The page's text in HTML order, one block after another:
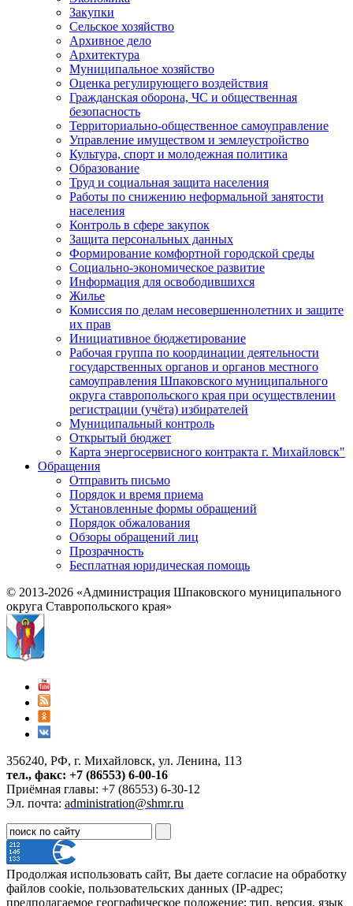
Закупки
Сельское хозяйство
Архивное дело
Архитектура
Муниципальное хозяйство
Оценка регулирующего воздействия
Гражданская оборона, ЧС и общественная
безопасность
Территориально-общественное самоуправление
Управление имуществом и землеустройство
Культура, спорт и молодежная политика
Образование
Труд и социальная защита населения
Работы по снижению неформальной занятости
населения
Контроль в сфере закупок
Защита персональных данных
Формирование комфортной городской среды
Социально-экономическое развитие
Информация для освободившихся
Жилье
Комиссия по делам несовершеннолетних и защите
их прав
Инициативное бюджетирование
Рабочая группа по координации деятельности
государственных органов и органов местного
самоуправления Шпаковского муниципального
округа ставропольского края при осуществлении
регистрации (учёта) избирателей
Муниципальный контроль
Открытый бюджет
Карта энергосервисного контракта г. Михайловск"
Обращения
Отправить письмо
Порядок и время приема
Установленные формы обращений
Порядок обжалования
Обзоры обращений лиц
Прозрачность
Бесплатная юридическая помощь
© 2013-2026 «Администрация Шпаковского муниципального
округа Ставропольского края»
356240, РФ, г. Михайловск, ул. Ленина, 113
тел., факс: +7 (86553) 6-00-16
Приёмная главы: +7 (86553) 6-30-12
Эл. почта: administration@shmr.ru
Продолжая использовать сайт, Вы даете согласие на обработку
файлов cookie, пользовательских данных (IP-адрес;
предполагаемое географическое положение; тип, версия, язык